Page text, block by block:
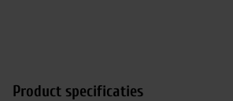
Product specificaties